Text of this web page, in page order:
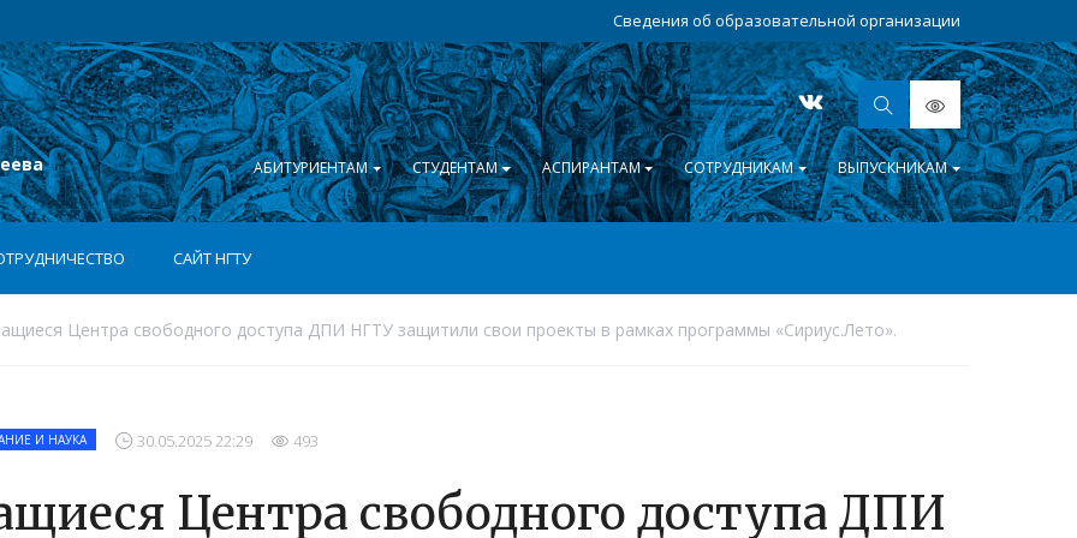
Сведения об образовательной организации
АБИТУРИЕНТАМ СТУДЕНТАМ АСПИРАНТАМ СОТРУДНИКАМ ВЫПУСКНИКАМ
САЙТ НГТУ
Центра свободного доступа ДПИ НГТУ защитили свои проекты в рамках программы «Сириус.Лето».
И НАУКА 30.05.2025 22:29 493
Центра свободного доступа ДПИ